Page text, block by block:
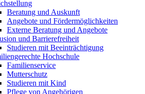
Beratung und Auskunft
Angebote und Fördermöglichkeiten
Externe Beratung und Angebote
und Barrierefreiheit
Studieren mit Beeinträchtigung
Hochschule
Familienservice
Mutterschutz
Studieren mit Kind
Pflege von Angehörigen